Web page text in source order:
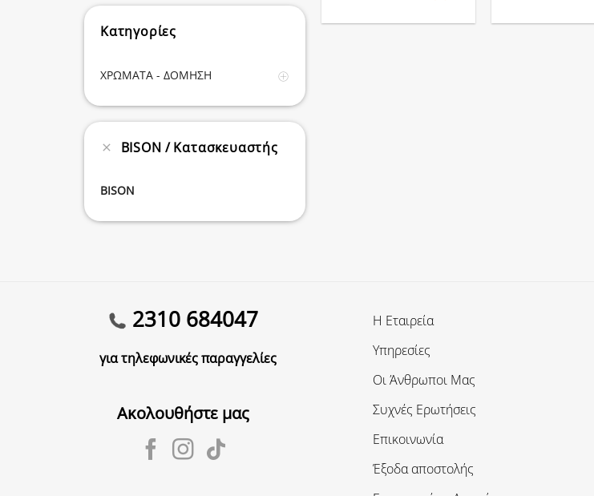
Κατηγορίες
ΧΡΩΜΑΤΑ - ΔΟΜΗΣΗ
BISON Κατασκευαστής
BISON
2310 684047
για τηλεφωνικές παραγγελίες
Ακολουθήστε μας
Η Εταιρεία
Υπηρεσίες
Οι Άνθρωποι Μας
Συχνές Ερωτήσεις
Επικοινωνία
Έξοδα αποστολής